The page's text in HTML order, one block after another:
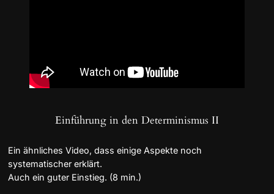
Einführung in den Determinismus II
Ein ähnliches Video, dass einige Aspekte noch
systematischer erklärt.
Auch ein guter Einstieg. (8 min.)